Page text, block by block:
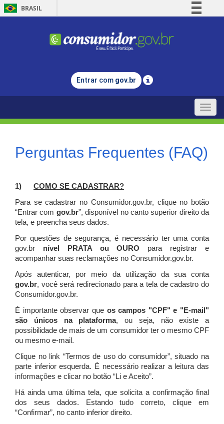
BRASIL
Comunica BR
Legislação
Entrar com gov.br
Toggle
Perguntas Frequentes (FAQ)
1) COMO SE CADASTRAR?
Para se cadastrar no Consumidor.gov.br, clique no botão
“Entrar com gov.br”, disponível no canto superior direito da
tela, e preencha seus dados.
Por questões de segurança, é necessário ter uma conta
gov.br nível PRATA ou OURO para registrar e
acompanhar suas reclamações no Consumidor.gov.br.
Após autenticar, por meio da utilização da sua conta
gov.br, você será redirecionado para a tela de cadastro do
Consumidor.gov.br.
É importante observar que os campos "CPF" e "E-mail"
são únicos na plataforma, ou seja, não existe a
possibilidade de mais de um consumidor ter o mesmo CPF
ou mesmo e-mail.
Clique no link “Termos de uso do consumidor”, situado na
parte inferior esquerda. É necessário realizar a leitura das
informações e clicar no botão “Li e Aceito”.
Há ainda uma última tela, que solicita a confirmação final
dos seus dados. Estando tudo correto, clique em
“Confirmar”, no canto inferior direito.